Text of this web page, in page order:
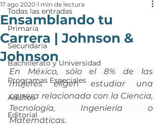
Todas las entradas
Primaria
Secundaria
Bachillerato y Universidad
Programas Especiales
Adultos
Editorial
Ensamblando tu
Carrera | Johnson &
Johnson
17 ago 2020 1 min de lectura
En México, sólo el 8% de las
mujeres eligen estudiar una
carrera relacionada con la Ciencia,
Tecnología, Ingeniería o
Matemáticas.